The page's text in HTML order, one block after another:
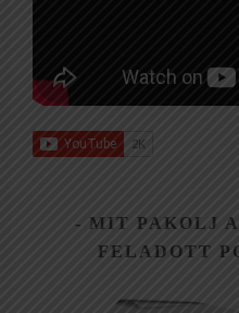
MIT PAKOLJ
FELADOTT